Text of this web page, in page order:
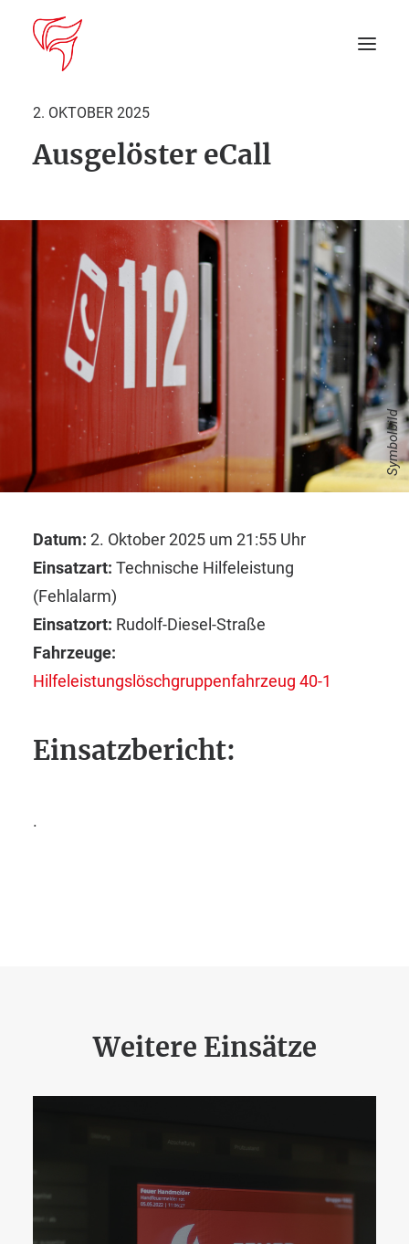
Startseite
DEIN EINSATZ
Suche
2. OKTOBER 2025
Ausgelöster eCall
Symbolbild
Datum: 2. Oktober 2025 um 21:55 Uhr
Einsatzart: Technische Hilfeleistung
(Fehlalarm)
Einsatzort: Rudolf-Diesel-Straße
Fahrzeuge:
Hilfeleistungslöschgruppenfahrzeug 40-1
Einsatzbericht:
.
Weitere Einsätze